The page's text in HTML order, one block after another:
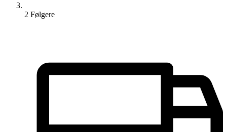
2 Følgere